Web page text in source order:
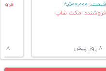
قیمت: ۸,۵۰۰,۰۰۰
فروشنده: مکث شاپ
۸ روز پیش ۸ روز پیش